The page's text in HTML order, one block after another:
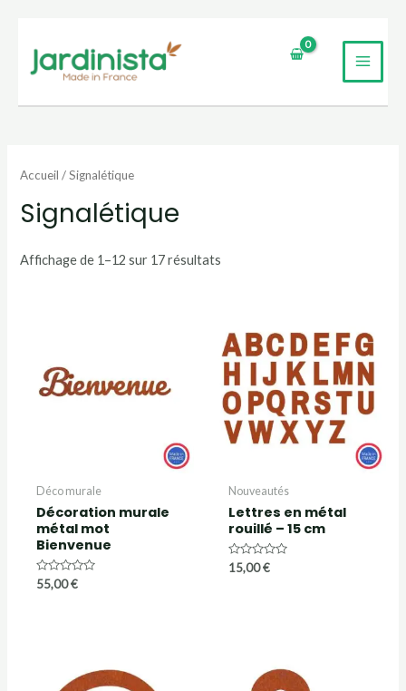
contenu
Accueil / Signalétique
Signalétique
Affichage de 1–12 sur 17 résultats
Déco murale
Décoration murale
métal mot
Bienvenue
Note
0
55,00€
Nouveautés
Lettres en métal
rouillé – 15 cm
Note
0
15,00€